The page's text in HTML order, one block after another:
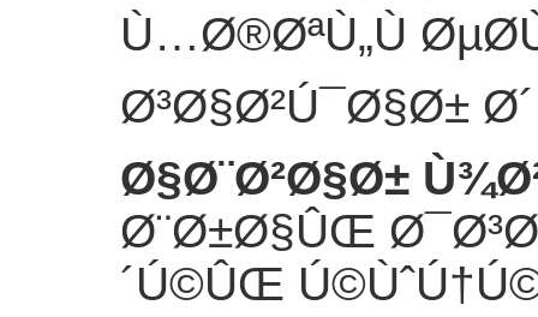
Ù…Ø®ØªÙ„Ù
Ø³Ø§Ø²Ú¯Ø§Ø±
Ø§Ø¨Ø²Ø§Ø±
Ø¨Ø±Ø§ÛŒ
´Ú©ÛŒ